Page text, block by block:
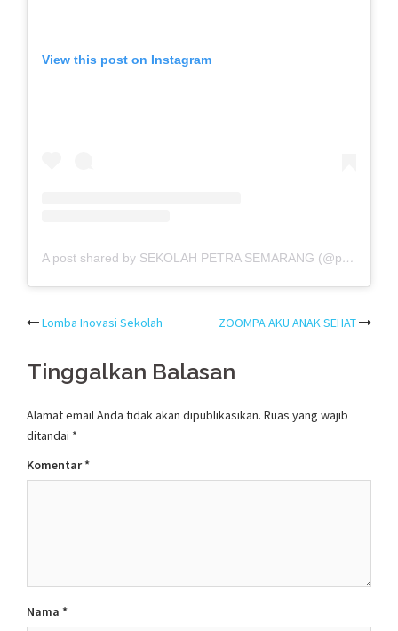
View this post on Instagram
A post shared by SEKOLAH PETRA SEMARANG (@petraschoolsemarang)
Post
navigation
Lomba Inovasi Sekolah ZOOMPA AKU ANAK SEHAT
Tinggalkan Balasan
Alamat email Anda tidak akan dipublikasikan. Ruas yang wajib
ditandai *
Komentar*
Nama *